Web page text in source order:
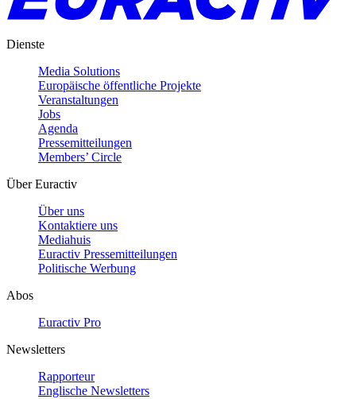
Dienste
Media Solutions
Europäische öffentliche Projekte
Veranstaltungen
Jobs
Agenda
Pressemitteilungen
Members’ Circle
Über Euractiv
Über uns
Kontaktiere uns
Mediahuis
Euractiv Pressemitteilungen
Politische Werbung
Abos
Euractiv Pro
Newsletters
Rapporteur
Englische Newsletters